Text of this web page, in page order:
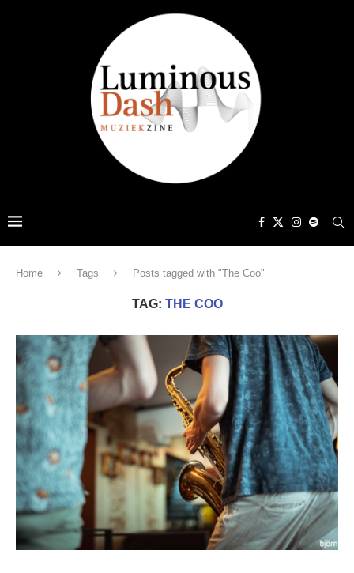
Home Tags Posts tagged with "The Coo"
TAG: THE COO